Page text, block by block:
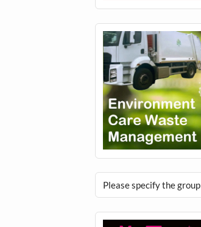
Please specify the group